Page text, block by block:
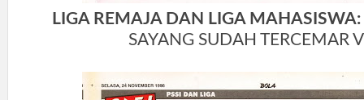
LIGA REMAJA DAN LIGA MAHASISWA:
SAYANG SUDAH TERCEMAR